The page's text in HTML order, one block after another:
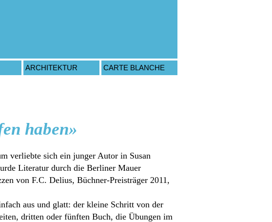
ARCHITEKTUR CARTE BLANCHE
haben»
verliebte sich ein junger Autor in Susan
Literatur durch die Berliner Mauer
von F.C. Delius, Büchner-Preisträger 2011,
aus und glatt: der kleine Schritt von der
dritten oder fünften Buch, die Übungen im